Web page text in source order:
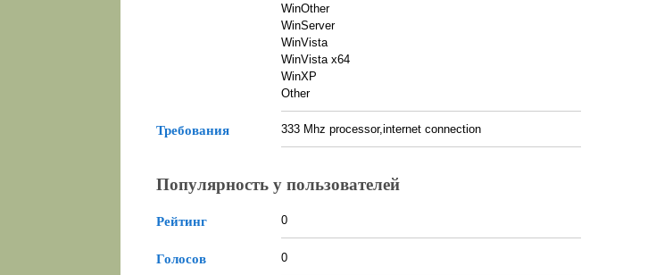
WinOther
WinServer
WinVista
WinVista x64
WinXP
Other
Требования 333 Mhz processor,internet connection
Популярность у пользователей
Рейтинг 0
Голосов 0